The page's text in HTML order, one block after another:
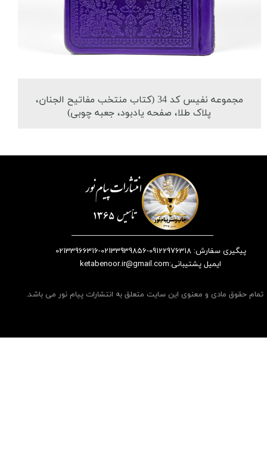
مجموعه نفیس کد 34 (کتاب منتخب مفاتیح الجنان،
پلاک طلا، صفحه یادبود، جعبه چوبی)
پیگیری سفارش: 09122976318-02133939856-02133966316
​​​​​​​​​​​​​​ایمیل پشتیبانی:ketabenoor.ir@gmail.com
تمام حقوق مادی و معنوی این سایت متعلق به انتشارات پیام نور می باشد.